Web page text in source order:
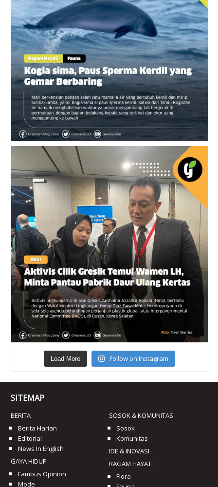
Load More Follow on Instagram
SITEMAP
BERITA
Berita Harian
Editorial
News In English
GAYA HIDUP
Famous Opinion
Mode
SOSOK & KOMUNITAS
Sosok
Komunitas
IDE & INOVASI
RAGAM HAYATI
Flora